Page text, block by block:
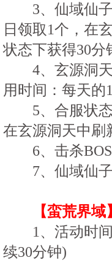
3、仙域仙子
日领取1个，在
状态下获得30分
4、玄源洞天
用时间：每天的
5、合服状态
在玄源洞天中刷
6、击杀
7、仙域仙子
【蛮荒界域
1、活动时间
续30分钟)